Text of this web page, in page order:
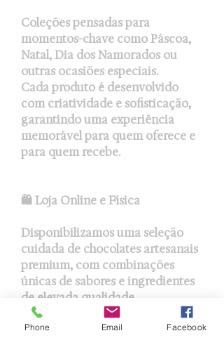
Coleções pensadas para
momentos-chave como Páscoa,
Natal, Dia dos Namorados ou
outras ocasiões especiais.
Cada produto é desenvolvido
com criatividade e sofisticação,
garantindo uma experiência
memorável para quem oferece e
para quem recebe.
🛍️ Loja Online e Física
Disponibilizamos uma seleção
cuidada de chocolates artesanais
premium, com combinações
únicas de sabores e ingredientes
de elevada qualidade.
A experiência de compra é
pensada para ser simples,
Phone Email Facebook